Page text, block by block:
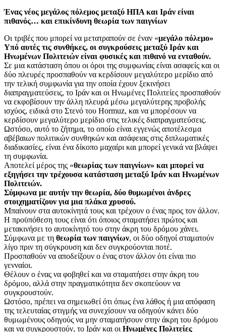
Ένας νέος μεγάλος πόλεμος μεταξύ ΗΠΑ και Ιράν είναι
πιθανός… και επικίνδυνη θεωρία των παιγνίων
Οι τριβές που μπορεί να μετατραπούν σε έναν «μεγάλο πόλεμο»
Υπό αυτές τις συνθήκες, οι συγκρούσεις μεταξύ Ιράν και
Ηνωμένων Πολιτειών είναι φυσικές και πιθανό να ενταθούν.
Σε μια κατάσταση όπου οι όροι της συμφωνίας είναι ασαφείς και οι
δύο πλευρές προσπαθούν να κερδίσουν μεγαλύτερο μερίδιο από
την τελική συμφωνία για την οποία έχουν ξεκινήσει
διαπραγματεύσεις, το Ιράν και οι Ηνωμένες Πολιτείες προσπαθούν
να εκφοβίσουν την άλλη πλευρά μέσω μεγαλύτερης προβολής
ισχύος, ειδικά στο Στενό του Hormuz, και να μπορέσουν να
κερδίσουν μεγαλύτερο μερίδιο στις τελικές διαπραγματεύσεις.
Ωστόσο, αυτό το ζήτημα, το οποίο είναι εγγενώς αποτέλεσμα
αβέβαιων πολιτικών συνθηκών και ασάφειας στις διπλωματικές
διαδικασίες, είναι ένα δίκοπο μαχαίρι και μπορεί γενικά να βλάψει
τη συμφωνία.
Αποτελεί μέρος της «θεωρίας των παιγνίων» και μπορεί να
εξηγήσει την τρέχουσα κατάσταση μεταξύ Ιράν και Ηνωμένων
Πολιτειών.
Σύμφωνα με αυτήν την θεωρία, δύο θυμωμένοι άνδρες
στοιχηματίζουν για μια πλάκα χρυσού.
Μπαίνουν στα αυτοκίνητά τους και τρέχουν ο ένας προς τον άλλον.
Η προϋπόθεση τους είναι ότι όποιος σταματήσει πρώτος και
μετακινήσει το αυτοκίνητό του στην άκρη του δρόμου χάνει.
Σύμφωνα με τη θεωρία των παιγνίων, οι δύο οδηγοί σταματούν
λίγο πριν τη σύγκρουση και δεν συγκρούονται ποτέ.
Προσπαθούν να αποδείξουν ο ένας στον άλλον ότι είναι πιο
γενναίοι.
Θέλουν ο ένας να φοβηθεί και να σταματήσει στην άκρη του
δρόμου, αλλά στην πραγματικότητα δεν σκοπεύουν να
συγκρουστούν.
Ωστόσο, πρέπει να σημειωθεί ότι όπως ένα λάθος ή μια απόφαση
της τελευταίας στιγμής να συνεχίσουν να οδηγούν κάνει δύο
θυμωμένους οδηγούς να μην σταματήσουν στην άκρη του δρόμου
και να συγκρουστούν, το Ιράν και οι Ηνωμένες Πολιτείες